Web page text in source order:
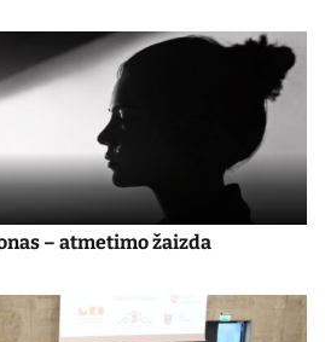
– atmetimo žaizda